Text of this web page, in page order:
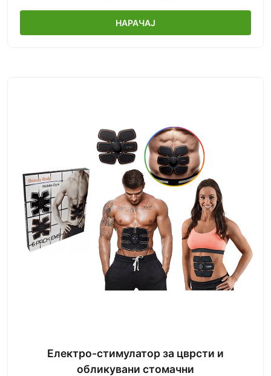
НАРАЧАЈ
Електро-стимулатор за цврсти и
обликувани стомачни